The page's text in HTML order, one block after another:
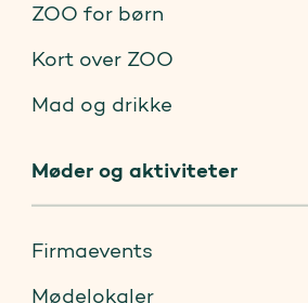
ZOO for børn
Kort over ZOO
Mad og drikke
Møder og aktiviteter
Firmaevents
Mødelokaler